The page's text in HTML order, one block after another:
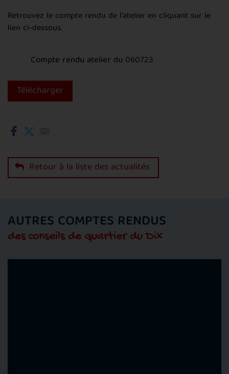
Retrouvez le compte rendu de l'atelier en cliquant sur le
lien ci-dessous.
Compte rendu atelier du 060723
Télécharger
Retour à la liste des actualités
AUTRES COMPTES RENDUS
des conseils de quartier du Dix